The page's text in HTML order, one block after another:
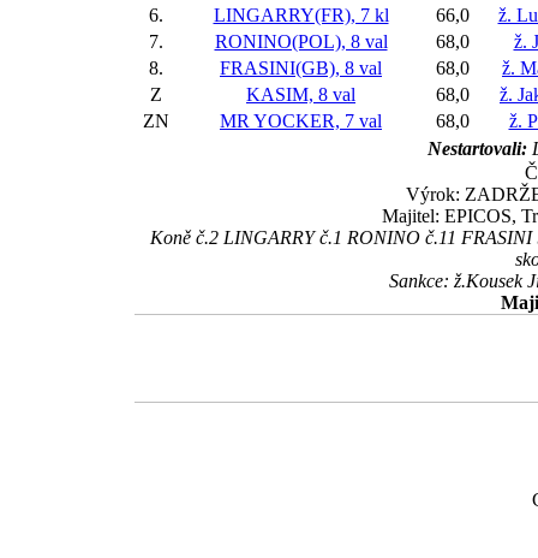
6.
LINGARRY(FR), 7 kl 66,0
ž.
7.
RONINO(POL), 8 val 68,0
ž.
8.
FRASINI(GB), 8 val 68,0
ž.
Z
KASIM, 8 val 68,0
ž.
ZN
MR YOCKER, 7 val 68,0
ž.
Nestartovali:
Výrok:
Majitel: EPICOS,
Koně č.2 LINGARRY č.1 RONINO č.11
Sankce: ž.Kousek